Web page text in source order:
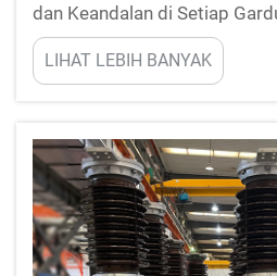
dan Keandalan di Setiap
Sirkuit — Penghentian
Tinggi untuk Perlindungan
sirkuit berfungsi sebagai
LIHAT LEBIH BANYAK